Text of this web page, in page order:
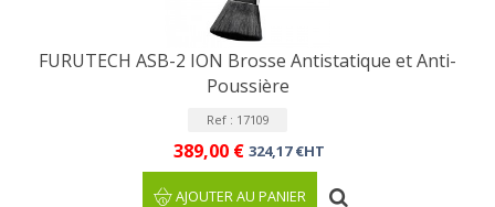
FURUTECH ASB-2 ION Brosse Antistatique et Anti-
Poussière
Ref : 17109
389,00 € 324,17 €HT
AJOUTER AU PANIER